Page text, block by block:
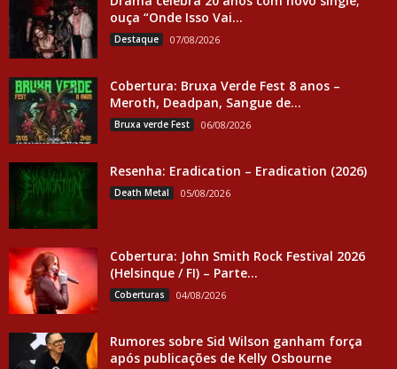
ouça “Onde Isso Vai...
Destaque 07/08/2026
Cobertura: Bruxa Verde Fest 8 anos –
Meroth, Deadpan, Sangue de...
Bruxa verde Fest 06/08/2026
Resenha: Eradication – Eradication (2026)
Death Metal 05/08/2026
Cobertura: John Smith Rock Festival 2026
(Helsinque / FI) – Parte...
Coberturas 04/08/2026
Rumores sobre Sid Wilson ganham força
após publicações de Kelly Osbourne